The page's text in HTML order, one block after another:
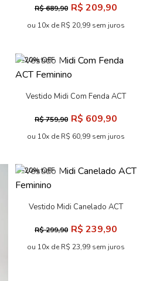
R$ 689,90 R$ 209,90
ou 10x de R$ 20,99 sem juros
-20% OFF
Vestido Midi Com Fenda ACT
R$ 759,90 R$ 609,90
ou 10x de R$ 60,99 sem juros
-20% OFF
Vestido Midi Canelado ACT
R$ 299,90 R$ 239,90
ou 10x de R$ 23,99 sem juros